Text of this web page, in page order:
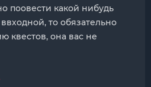
поовести какой нибудь
то обязательно
квестов, она вас не